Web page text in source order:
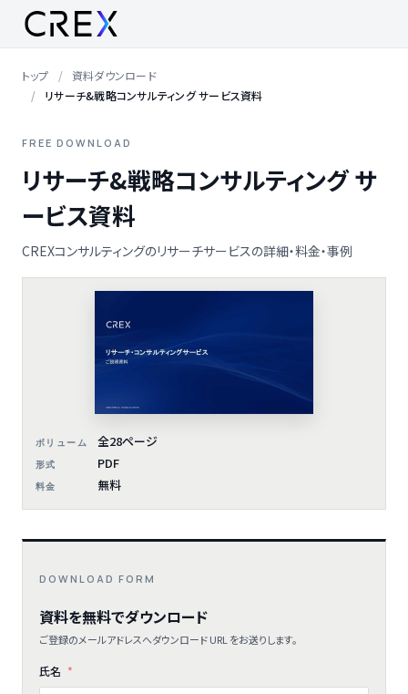
トップ
資料ダウンロード
リサーチ&戦略コンサルティング サービス資料
FREE DOWNLOAD
リサーチ&戦略コンサルティング サ
ービス資料
CREXコンサルティングのリサーチサービスの詳細・料金・事例
ボリューム 全28ページ
形式 PDF
料金 無料
DOWNLOAD FORM
資料を無料でダウンロード
ご登録のメールアドレスへダウンロード URL をお送りします。
氏名